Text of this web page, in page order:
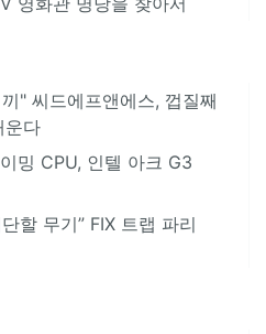
" 씨드에프앤에스, 껍질째
운다
밍 CPU, 인텔 아크 G3
할 무기” FIX 트랩 파리